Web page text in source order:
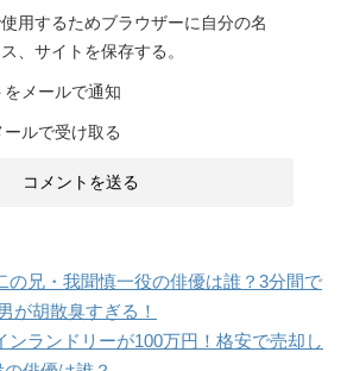
用するためブラウザーに自分の名
、サイトを保存する。
メールで通知
ルで受け取る
の兄・我聞慎一役の俳優は誰？3分間で
が胡散臭すぎる！
ンランドリーが100万円！格安で売却し